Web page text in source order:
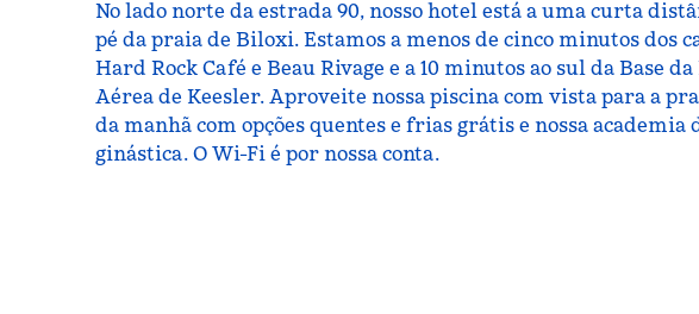
No lado norte da estrada 90, nosso hotel está a uma curta
pé da praia de Biloxi. Estamos a menos de cinco minutos dos
Hard Rock Café e Beau Rivage e a 10 minutos ao sul da Base da
Aérea de Keesler. Aproveite nossa piscina com vista para a
da manhã com opções quentes e frias grátis e nossa academia
ginástica. O Wi-Fi é por nossa conta.